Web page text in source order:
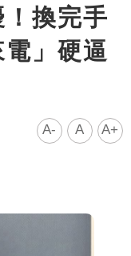
換完手
」硬逼
A- A A+